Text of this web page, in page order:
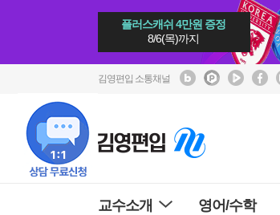
플러스캐쉬 4만원 증정
8/6(목)까지
김영편입 소통채널
교수소개 영어/수학